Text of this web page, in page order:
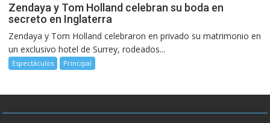
Zendaya y Tom Holland celebran su boda en
secreto en Inglaterra
Zendaya y Tom Holland celebraron en privado su matrimonio en
un exclusivo hotel de Surrey, rodeados...
Espectáculos Principal